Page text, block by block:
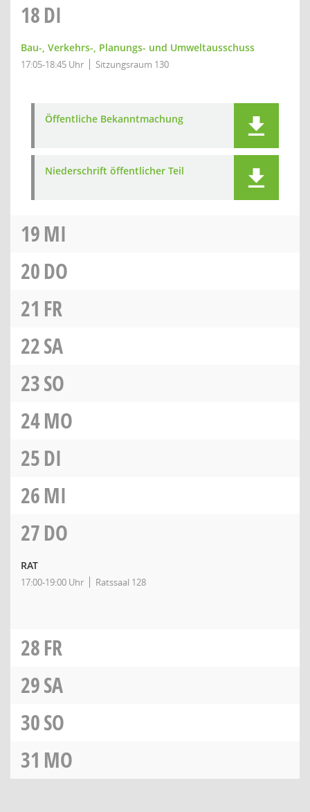
18DI
Bau-, Verkehrs-, Planungs- und Umweltausschuss
17:05-18:45 Uhr Sitzungsraum 130
Öffentliche Bekanntmachung
Niederschrift öffentlicher Teil
19MI
20DO
21 FR
22SA
23SO
24MO
25DI
26MI
27DO
RAT
17:00-19:00 Uhr Ratssaal 128
28FR
29SA
30SO
31 MO